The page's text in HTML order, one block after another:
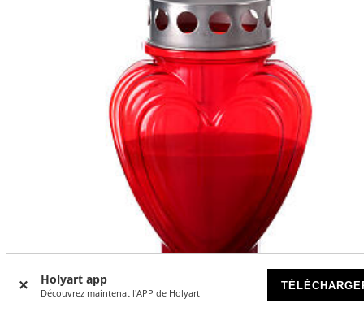
Holyart app
Découvrez maintenat l'APP de Holyart
-15%